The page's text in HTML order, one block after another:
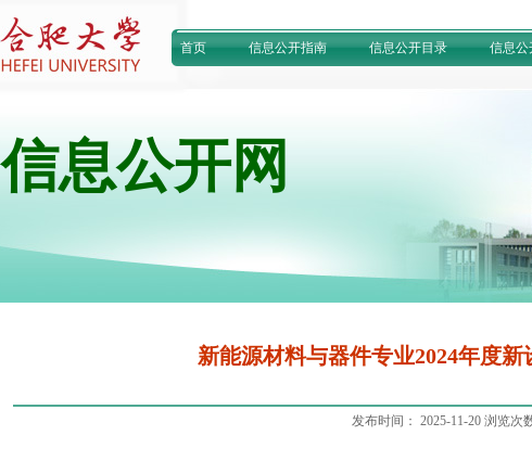
首页 信息公开指南 信息公开目录 信息公
信息公开网
新能源材料与器件专业2024年度
发布时间： 2025-11-20 浏览次